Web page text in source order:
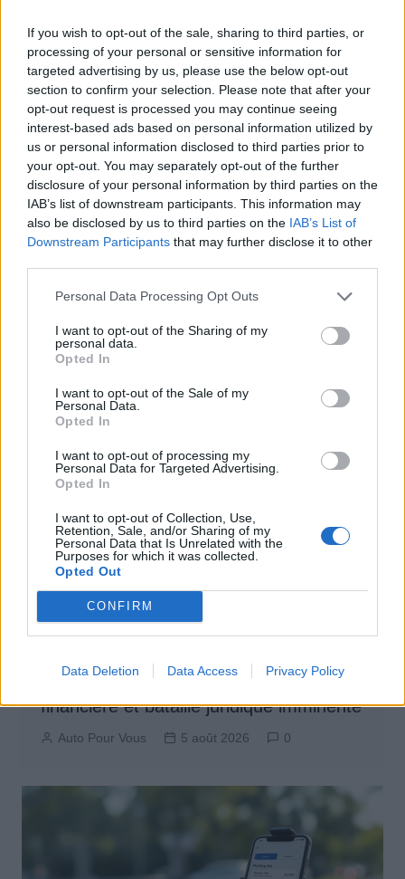
If you wish to opt-out of the sale, sharing to third parties, or
processing of your personal or sensitive information for
targeted advertising by us, please use the below opt-out
section to confirm your selection. Please note that after your
opt-out request is processed you may continue seeing
interest-based ads based on personal information utilized by
us or personal information disclosed to third parties prior to
your opt-out. You may separately opt-out of the further
disclosure of your personal information by third parties on the
IAB’s list of downstream participants. This information may
also be disclosed by us to third parties on the IAB’s List of
Downstream Participants that may further disclose it to other
Personal Data Processing Opt Outs
I want to opt-out of the Sharing of my
personal data.
Opted In
I want to opt-out of the Sale of my
Personal Data.
Opted In
I want to opt-out of processing my
Personal Data for Targeted Advertising.
Opted In
I want to opt-out of Collection, Use,
Retention, Sale, and/or Sharing of my
Personal Data that Is Unrelated with the
Purposes for which it was collected.
Opted Out
CONFIRM
Data Deletion Data Access Privacy Policy
des voitures électriques
Auto Pour Vous
Aston Martin au bord du gouffre : crise
financière et bataille juridique imminente
Auto Pour Vous 5 août 2026 0